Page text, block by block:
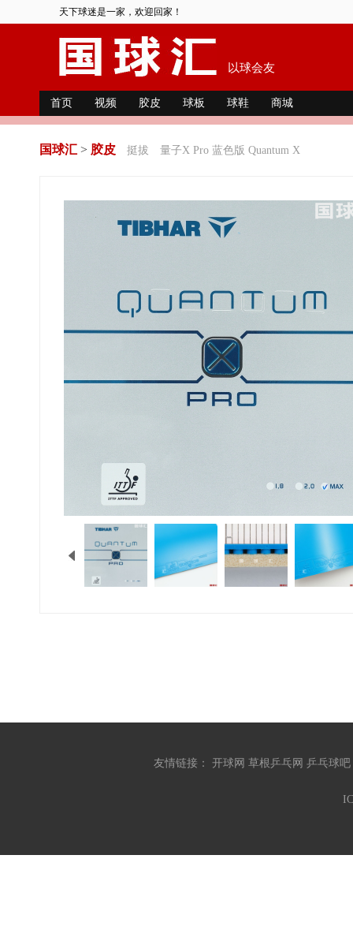
天下球迷是一家，欢迎回家！
以球会友
首页 视频 胶皮 球板 球鞋 商城
国球汇 > 胶皮 挺拔 量子X Pro 蓝色版 Quantum X
友情链接： 开球网 草根乒乓网 乒乓球吧